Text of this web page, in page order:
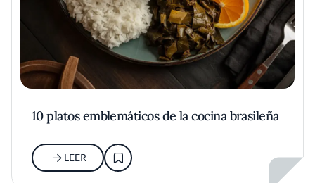
10 platos emblemáticos de la cocina brasileña
LEER